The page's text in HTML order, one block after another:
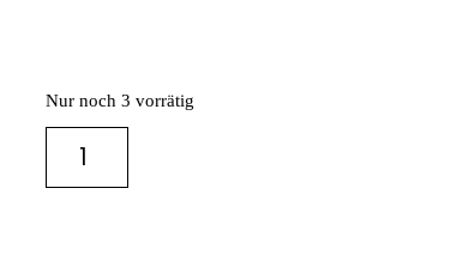
Nur noch 3 vorrätig